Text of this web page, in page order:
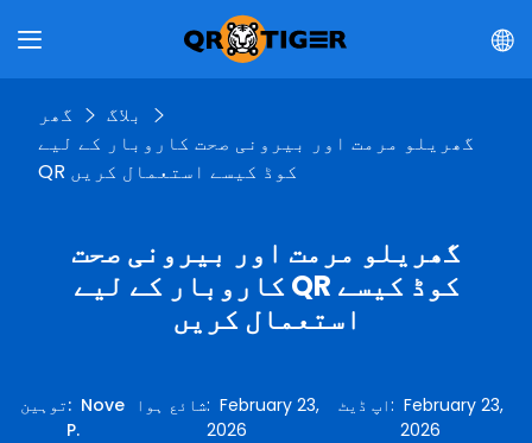
گھر
بلاگ
گھریلو مرمت اور بیرونی صحت کاروبار کے لیے
QR کوڈ کیسے استعمال کریں
گھریلو مرمت اور بیرونی صحت
کاروبار کے لیے QR کوڈ کیسے
استعمال کریں
توہین: Nove
P.
شائع ہوا: February 23,
2026
اپ ڈیٹ: February 23,
2026